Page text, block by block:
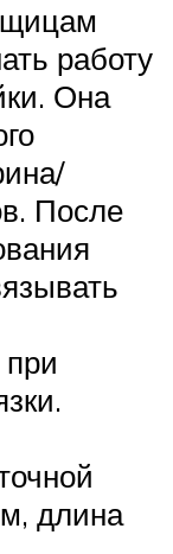
работу
Она
После
длина